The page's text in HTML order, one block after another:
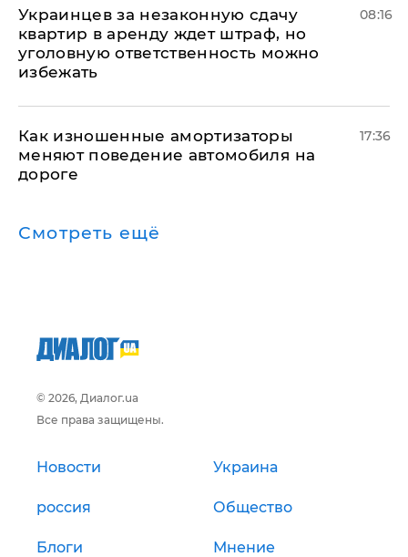
Украинцев за незаконную сдачу
квартир в аренду ждет штраф, но
уголовную ответственность можно
избежать
08:16
Как изношенные амортизаторы
меняют поведение автомобиля на
дороге
17:36
Смотреть ещё
© 2026, Диалог.ua
Все права защищены.
Новости Украина
россия Общество
Блоги Мнение